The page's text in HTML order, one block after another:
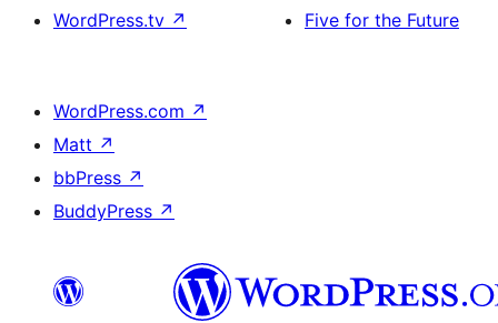
WordPress.tv ↗
Five for the Future
WordPress.com ↗
Matt ↗
bbPress ↗
BuddyPress ↗